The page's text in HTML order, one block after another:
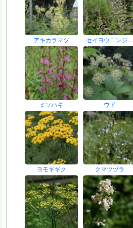
アキカラマツ セイヨウニンジ…
ミソハギ ウド
ヨモギギク クマツヅラ